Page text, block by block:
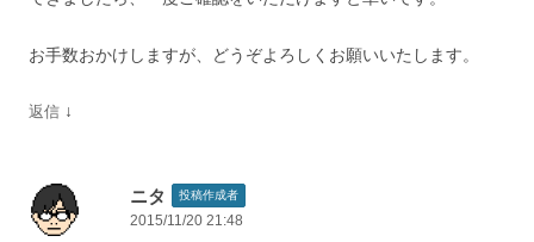
お手数おかけしますが、どうぞよろしくお願いいたします。
返信 ↓
ニタ 投稿作成者
2015/11/20 21:48